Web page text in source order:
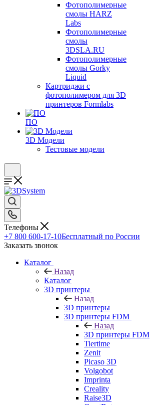
Фотополимерные
смолы HARZ
Labs
Фотополимерные
смолы
3DSLA.RU
Фотополимерные
смолы Gorky
Liquid
Картриджи с
фотополимером для 3D
принтеров Formlabs
ПО
3D Модели
Тестовые модели
Телефоны
+7 800 600-17-10Бесплатный по России
Заказать звонок
Каталог
Назад
Каталог
3D принтеры
Назад
3D принтеры
3D принтеры FDM
Назад
3D принтеры FDM
Tiertime
Zenit
Picaso 3D
Volgobot
Imprinta
Creality
Raise3D